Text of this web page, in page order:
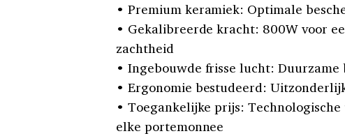
• Premium keramiek: Optimale
• Gekalibreerde kracht: 800W voor
zachtheid
• Ingebouwde frisse lucht:
• Ergonomie bestudeerd:
• Toegankelijke prijs:
elke portemonnee